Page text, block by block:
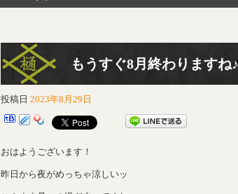
もうすぐ8月終わりますね♪
投稿日 2023年8月29日
おはようございます！
昨日から夜がめっちゃ涼しいッ